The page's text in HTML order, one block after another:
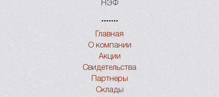
НЭФ
Главная
О компании
Акции
Свидетельства
Партнеры
Склады